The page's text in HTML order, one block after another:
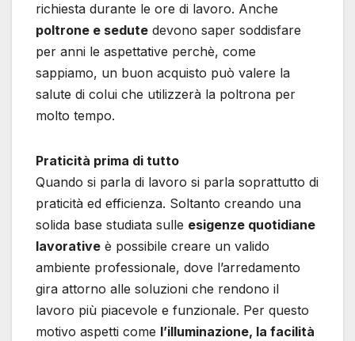
richiesta durante le ore di lavoro. Anche
poltrone e sedute devono saper soddisfare
per anni le aspettative perchè, come
sappiamo, un buon acquisto può valere la
salute di colui che utilizzerà la poltrona per
molto tempo.
Praticità prima di tutto
Quando si parla di lavoro si parla soprattutto di
praticità ed efficienza. Soltanto creando una
solida base studiata sulle esigenze quotidiane
lavorative è possibile creare un valido
ambiente professionale, dove l’arredamento
gira attorno alle soluzioni che rendono il
lavoro più piacevole e funzionale. Per questo
motivo aspetti come l’illuminazione, la facilità